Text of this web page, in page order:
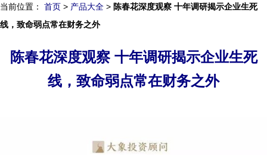
当前位置： 首页 > 产品大全 > 陈春花深度观察 十年调研揭示企业生死
线，致命弱点常在财务之外
陈春花深度观察 十年调研揭示企业生死
线，致命弱点常在财务之外